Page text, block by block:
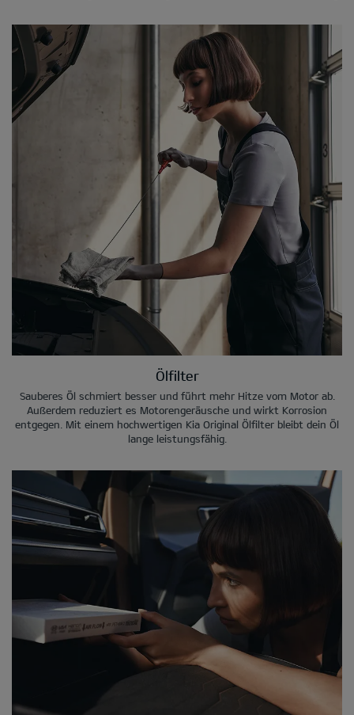
Ölfilter
Sauberes Öl schmiert besser und führt mehr Hitze vom Motor ab.
Außerdem reduziert es Motorengeräusche und wirkt Korrosion
entgegen. Mit einem hochwertigen Kia Original Ölfilter bleibt dein Öl
lange leistungsfähig.